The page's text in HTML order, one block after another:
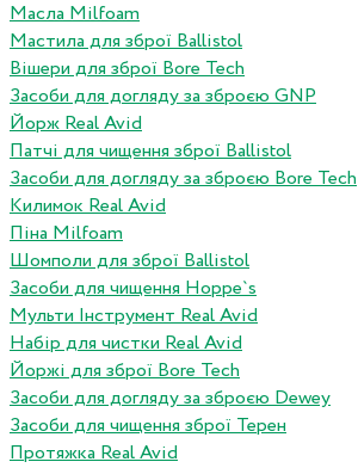
Масла Milfoam
Мастила для зброї Ballistol
Вішери для зброї Bore Tech
Засоби для догляду за зброєю GNP
Йорж Real Avid
Патчі для чищення зброї Ballistol
Засоби для догляду за зброєю Bore Tech
Килимок Real Avid
Піна Milfoam
Шомполи для зброї Ballistol
Засоби для чищення Hoppe`s
Мульти Інструмент Real Avid
Набір для чистки Real Avid
Йоржі для зброї Bore Tech
Засоби для догляду за зброєю Dewey
Засоби для чищення зброї Терен
Протяжка Real Avid